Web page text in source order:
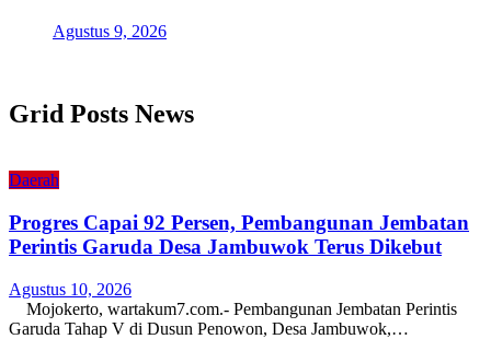
Agustus 9, 2026
Grid Posts News
Daerah
Progres Capai 92 Persen, Pembangunan Jembatan
Perintis Garuda Desa Jambuwok Terus Dikebut
Agustus 10, 2026
Mojokerto, wartakum7.com.- Pembangunan Jembatan Perintis
Garuda Tahap V di Dusun Penowon, Desa Jambuwok,…